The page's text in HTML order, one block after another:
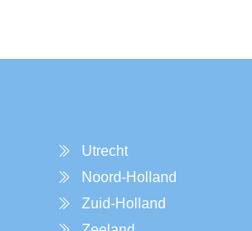
Utrecht
Noord-Holland
Zuid-Holland